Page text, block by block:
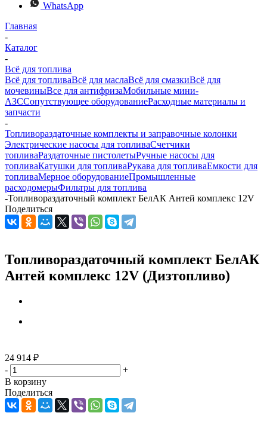
WhatsApp
Главная
-
Каталог
-
Всё для топлива
Всё для топливаВсё для маслаВсё для смазкиВсё для
мочевиныВсе для антифризаМобильные мини-
АЗССопутствующее оборудованиеРасходные материалы и
запчасти
-
Топливораздаточные комплекты и заправочные колонки
Электрические насосы для топливаСчетчики
топливаРаздаточные пистолетыРучные насосы для
топливаКатушки для топливаРукава для топливаЕмкости для
топливаМерное оборудованиеПромышленные
расходомерыФильтры для топлива
-Топливораздаточный комплект БелАК Антей комплекс 12V
Поделиться
Топливораздаточный комплект БелАК
Антей комплекс 12V (Дизтопливо)
24 914 ₽
-
+
В корзину
Поделиться